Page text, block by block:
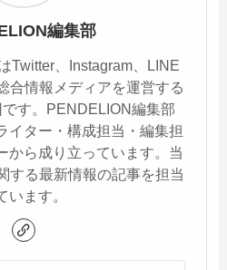
編集部
Twitter、Instagram、LINE
合情報メディアを運営する
す。PENDELION編集部
イター・構成担当・編集担
から成り立っています。当
する最新情報の記事を担当
います。